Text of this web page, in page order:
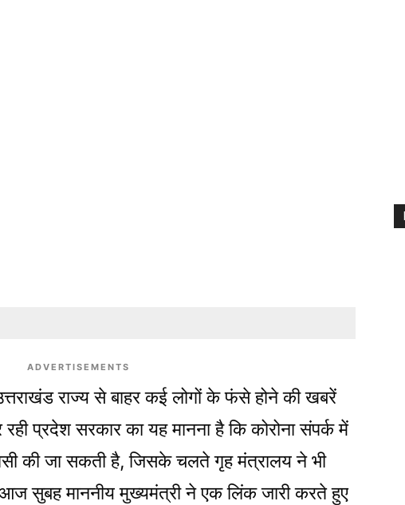
ADVERTISEMENTS
राज्य से बाहर कई लोगों के फंसे होने की खबरें
प्रदेश सरकार का यह मानना है कि कोरोना संपर्क में
की जा सकती है, जिसके चलते गृह मंत्रालय ने भी
आज सुबह माननीय मुख्यमंत्री ने एक लिंक जारी करते हुए